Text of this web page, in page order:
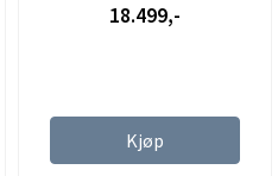
18.499,-
Kjøp